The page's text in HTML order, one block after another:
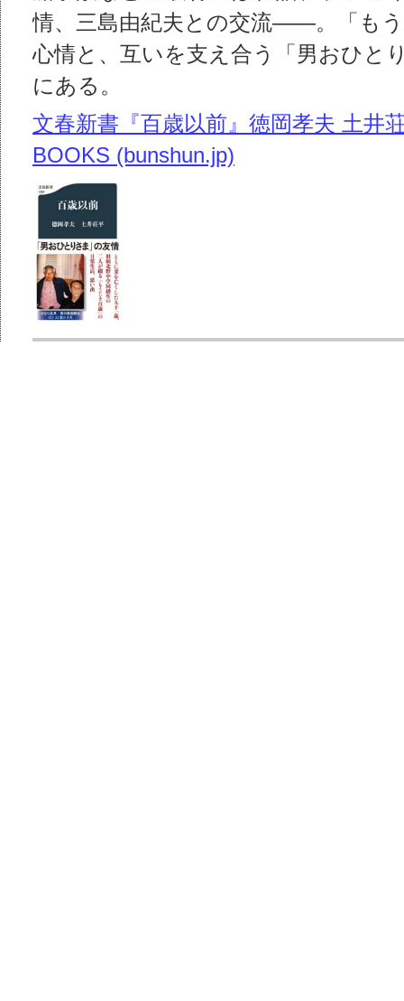
情、三島由紀夫との交流――。「も
心情と、互いを支え合う「男おひと
にある。
文春新書『百歳以前』徳岡孝夫 土井
BOOKS (bunshun.jp)